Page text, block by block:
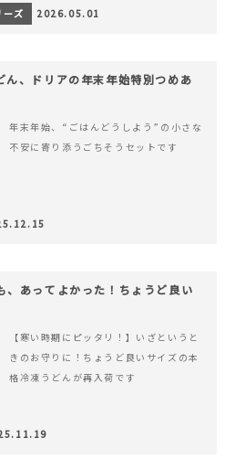
か。 どのようにつくられているのか。&
hellip; 続きを読む 【6月10日（無添加
ズ 2026.05.01
ん、ドリアの年末年始特別つめあ
年末年始、“ごはんどうしよう”の小さな
不安に寄り添うごちそうセットです
、あってよかった！ちょうど良い
【寒い時期にピッタリ！】いざというと
きのお守りに！ちょうど良いサイズの本
格冷凍うどんが再入荷です